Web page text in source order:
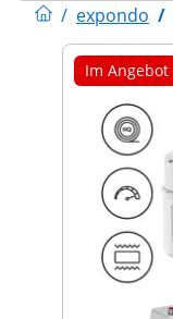
/ expondo /
Im Angebot